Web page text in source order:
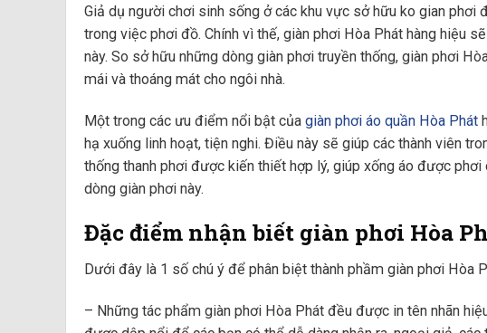
Giả dụ người chơi sinh sống ở các khu vực sở hữu ko gian phơi
trong việc phơi đồ. Chính vì thế, giàn phơi Hòa Phát hàng hiệu
này. So sở hữu những dòng giàn phơi truyền thống, giàn phơi
mái và thoáng mát cho ngôi nhà.
Một trong các ưu điểm nổi bật của giàn phơi áo quần Hòa Phát
hạ xuống linh hoạt, tiện nghi. Điều này sẽ giúp các thành viên
thống thanh phơi được kiến thiết hợp lý, giúp xống áo được
dòng giàn phơi này.
Đặc điểm nhận biết giàn phơi Hòa
Dưới đây là 1 số chú ý để phân biệt thành phầm giàn phơi Hòa
– Những tác phẩm giàn phơi Hòa Phát đều được in tên nhãn